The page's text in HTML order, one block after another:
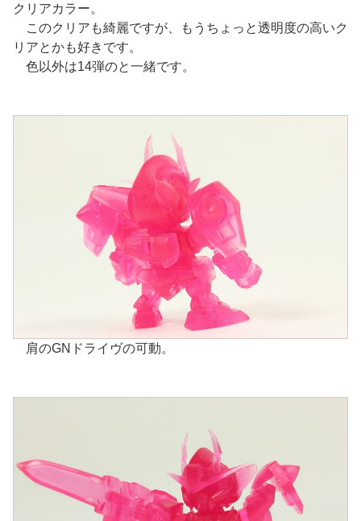
クリアカラー。
このクリアも綺麗ですが、もうちょっと透明度の高いク
リアとかも好きです。
色以外は14弾のと一緒です。
肩のGNドライヴの可動。